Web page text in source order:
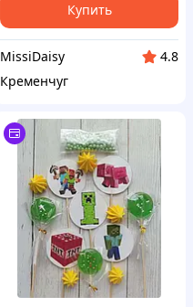
Купить
MissiDaisy
4.8
Кременчуг